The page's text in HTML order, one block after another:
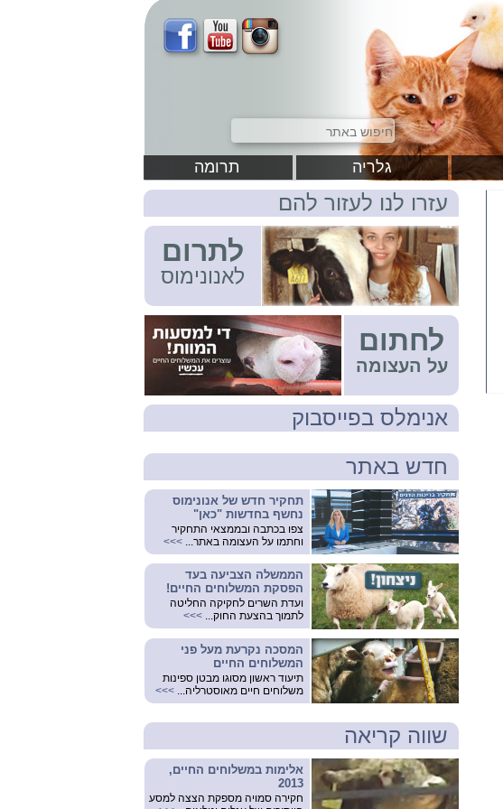
גלריה תרומה
עזרו לנו לעזור להם
לתרום
לאנונימוס
לחתום
על העצומה
אנימלס בפייסבוק
חדש באתר
תחקיר חדש של אנונימוס
נחשף בחדשות "כאן"
צפו בכתבה ובממצאי התחקיר
וחתמו על העצומה באתר... >>>
הממשלה הצביעה בעד
הפסקת המשלוחים החיים!
ועדת השרים לחקיקה החליטה
לתמוך בהצעת החוק... >>>
המסכה נקרעת מעל פני
המשלוחים החיים
תיעוד ראשון מסוגו מבטן ספינות
משלוחים חיים מאוסטרליה... >>>
שווה קריאה
אלימות במשלוחים החיים,
2013
חקירה סמויה מספקת הצצה למסע